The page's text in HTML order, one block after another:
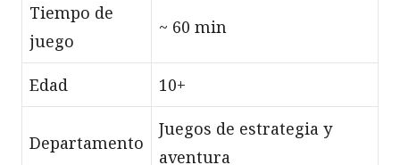
Tiempo de
juego
~ 60 min
Edad 10+
Departamento
Juegos de estrategia y
aventura